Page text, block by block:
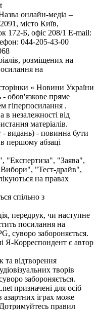
онлайн-медіа –
місто Київ,
Б, офіс 208/1 E-mail:
044-205-43-00
розміщених на
на
« Новини України
- обов'язкове пряме
гіперпосилання .
незалежності від
матеріалів.
- видань) - повинна бути
першому абзаці
"Експертиза", "Заява",
"Тест-драйв",
на правах
спільно з
передрук, чи наступне
посилання на
суворо забороняється.
Я-Корреспондент є автор
та відтворення
творів
забороняється.
призначені для осіб
іграх може
правил